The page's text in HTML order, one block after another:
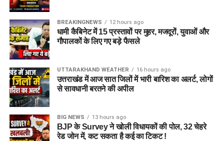
BREAKINGNEWS 12 hours ago
धामी कैबिनेट में 15 प्रस्तावों पर मुहर, मजदूरों, युवाओं और
गौपालकों के लिए गए बड़े फैसले
UTTARAKHAND WEATHER 16 hours ago
उत्तराखंड में आज सात जिलों में भारी बारिश का अलर्ट, लोगों
से सावधानी बरतने की अपील
BIG NEWS 13 hours ago
BJP के Survey ने खोली विधायकों की पोल, 32 चेहरे
रेड जोन में, कट सकता है कई का टिकट !